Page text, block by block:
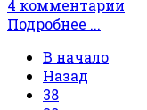
4 комментарии
Подробнее ...
В начало
Назад
38